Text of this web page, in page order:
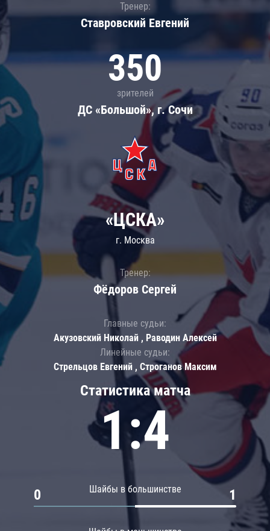
Тренер:
Ставровский Евгений
350
зрителей
ДС «Большой», г. Сочи
Статистика матча
1:4
Шайбы в большинстве
0 1
«ЦСКА»
г. Москва
Тренер:
Фёдоров Сергей
Главные судьи:
Акузовский Николай , Раводин Алексей
Линейные судьи:
Стрельцов Евгений , Строганов Максим